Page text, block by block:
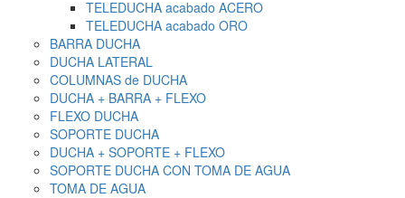
TELEDUCHA acabado ACERO
TELEDUCHA acabado ORO
BARRA DUCHA
DUCHA LATERAL
COLUMNAS de DUCHA
DUCHA + BARRA + FLEXO
FLEXO DUCHA
SOPORTE DUCHA
DUCHA + SOPORTE + FLEXO
SOPORTE DUCHA CON TOMA DE AGUA
TOMA DE AGUA